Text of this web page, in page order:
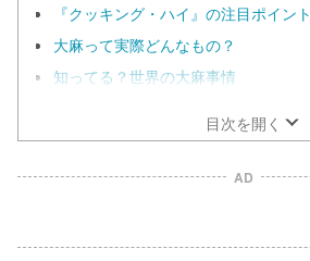
『クッキング・ハイ』の注目ポイント
大麻って実際どんなもの？
知ってる？世界の大麻事情
目次を開く
AD